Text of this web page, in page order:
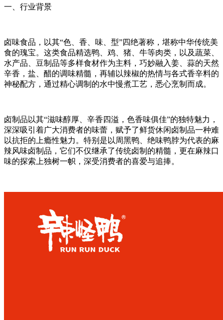
一、行业背景
卤味食品，以其“色、香、味、型”四绝著称，堪称中华传统美
食的瑰宝。这类食品精选鸭、鸡、猪、牛等肉类，以及蔬菜、
水产品、豆制品等多样食材作为主料，巧妙融入姜、蒜的天然
辛香，盐、醋的调味精髓，再辅以辣椒的热情与各式香辛料的
神秘配方，通过精心调制的水中慢煮工艺，悉心烹制而成。
卤制品以其“滋味醇厚、辛香四溢，色香味俱佳”的独特魅力，
深深吸引着广大消费者的味蕾，赋予了鲜货休闲卤制品一种难
以抗拒的上瘾性魅力。特别是以周黑鸭、绝味鸭脖为代表的麻
辣风味卤制品，它们不仅继承了传统卤制的精髓，更在麻辣口
味的探索上独树一帜，深受消费者的喜爱与追捧。